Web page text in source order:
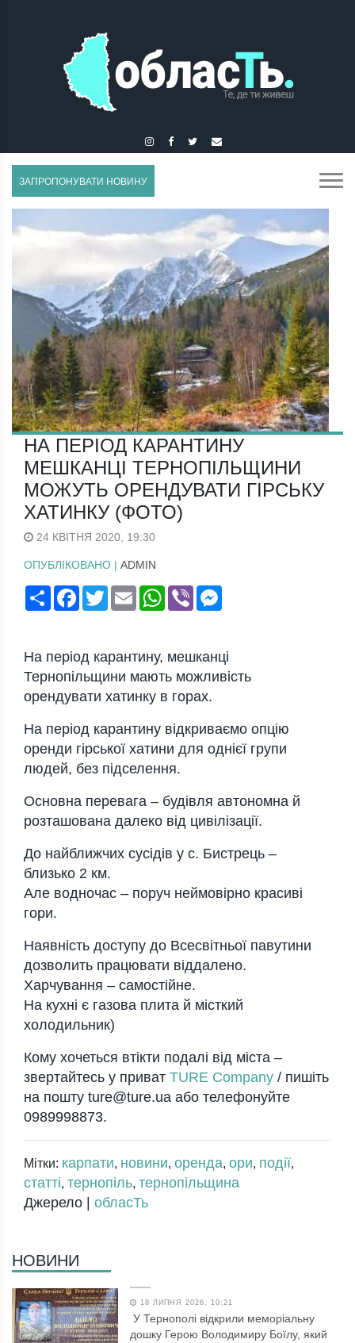
ЗАПРОПОНУВАТИ НОВИНУ
НА ПЕРІОД КАРАНТИНУ
МЕШКАНЦІ ТЕРНОПІЛЬЩИНИ
МОЖУТЬ ОРЕНДУВАТИ ГІРСЬКУ
ХАТИНКУ (ФОТО)
24 КВІТНЯ 2020, 19:30
ОПУБЛІКОВАНО | ADMIN
ПоширитиFacebook
TwitterEmail WhatsApp
Viber
На період карантину, мешканці
Тернопільщини мають можливість
орендувати хатинку в горах.
На період карантину відкриваємо опцію
оренди гірської хатини для однієї групи
людей, без підселення.
Основна перевага – будівля автономна й
розташована далеко від цивілізації.
До найближчих сусідів у с. Бистрець –
близько 2 км.
Але водночас – поруч неймовірно красиві
гори.
Наявність доступу до Всесвітньої павутини
дозволить працювати віддалено.
Харчування – самостійне.
На кухні є газова плита й місткий
холодильник)
Кому хочеться втікти подалі від міста –
звертайтесь у приват TURE Company / пишіть
на пошту ture@ture.ua або телефонуйте
0989998873.
Мітки: карпати, новини, оренда, ори, події,
статті, тернопіль, тернопільщина
Джерело | обласТь
НОВИНИ
18 ЛИПНЯ 2026, 10:21
У Тернополі відкрили меморіальну
дошку Герою Володимиру Боїлу, який